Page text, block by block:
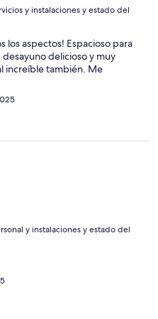
y instalaciones y estado del
los aspectos! Espacioso para
delicioso y muy
increíble también. Me
y instalaciones y estado del